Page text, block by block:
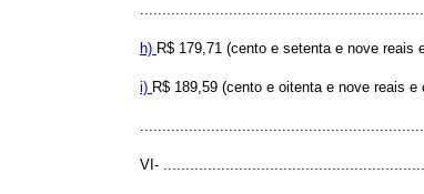
h) R$ 179,71 (cento e setenta e nove reais
i) R$ 189,59 (cento e oitenta e nove reais
VI-